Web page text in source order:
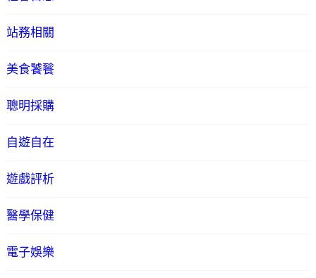
站務相關
美食饕餮
聰明採購
自遊自在
遊戲評析
醫學保健
電子娛樂